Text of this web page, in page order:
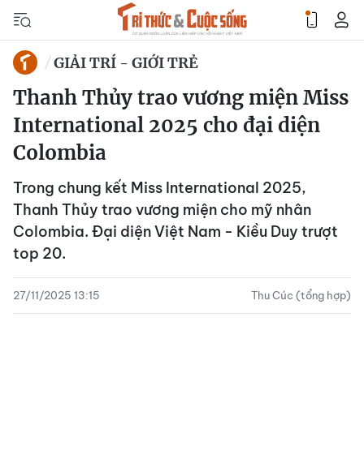
GIẢI TRÍ - GIỚI TRẺ
Thanh Thủy trao vương miện Miss
International 2025 cho đại diện
Colombia
Trong chung kết Miss International 2025,
Thanh Thủy trao vương miện cho mỹ nhân
Colombia. Đại diện Việt Nam - Kiều Duy trượt
top 20.
27/11/2025 13:15 Thu Cúc (tổng hợp)